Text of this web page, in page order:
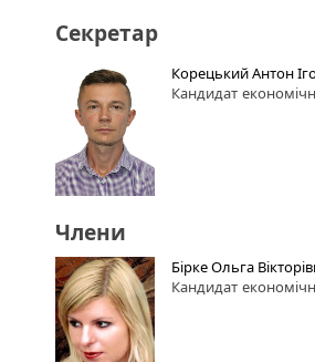
Секретар
Корецький Антон
Кандидат
Члени
Бірке Ольга
Кандидат